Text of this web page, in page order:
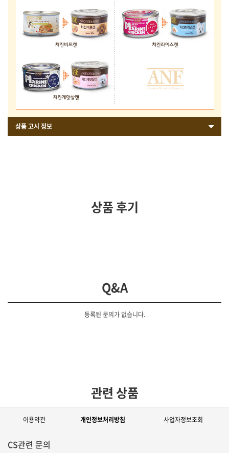
상품 고시 정보
상품 후기
Q&A
등록된 문의가 없습니다.
관련 상품
이용약관 개인정보처리방침 사업자정보조회
CS관련 문의